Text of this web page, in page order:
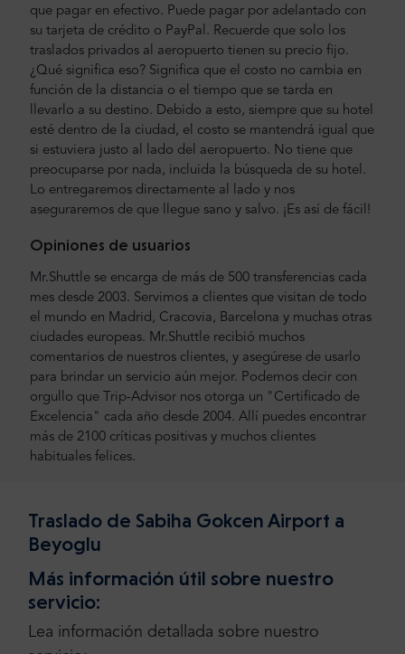
que pagar en efectivo. Puede pagar por adelantado con
su tarjeta de crédito o PayPal. Recuerde que solo los
traslados privados al aeropuerto tienen su precio fijo.
¿Qué significa eso? Significa que el costo no cambia en
función de la distancia o el tiempo que se tarda en
llevarlo a su destino. Debido a esto, siempre que su hotel
esté dentro de la ciudad, el costo se mantendrá igual que
si estuviera justo al lado del aeropuerto. No tiene que
preocuparse por nada, incluida la búsqueda de su hotel.
Lo entregaremos directamente al lado y nos
aseguraremos de que llegue sano y salvo. ¡Es así de fácil!
Opiniones de usuarios
Mr.Shuttle se encarga de más de 500 transferencias cada
mes desde 2003. Servimos a clientes que visitan de todo
el mundo en Madrid, Cracovia, Barcelona y muchas otras
ciudades europeas. Mr.Shuttle recibió muchos
comentarios de nuestros clientes, y asegúrese de usarlo
para brindar un servicio aún mejor. Podemos decir con
orgullo que Trip-Advisor nos otorga un "Certificado de
Excelencia" cada año desde 2004. Allí puedes encontrar
más de 2100 críticas positivas y muchos clientes
habituales felices.
Traslado de Sabiha Gokcen Airport a
Beyoglu
Más información útil sobre nuestro
servicio:
Lea información detallada sobre nuestro